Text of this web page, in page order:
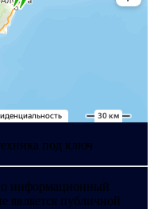
под ключ
информационный
является публичной